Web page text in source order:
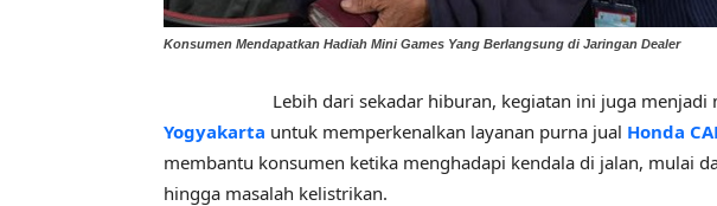
Konsumen Mendapatkan Hadiah Mini Games Yang Berlangsung di Jaringan Dealer
Lebih dari sekadar hiburan, kegiatan ini juga menjadi
Yogyakarta untuk memperkenalkan layanan purna jual Honda
membantu konsumen ketika menghadapi kendala di jalan, mulai
hingga masalah kelistrikan.